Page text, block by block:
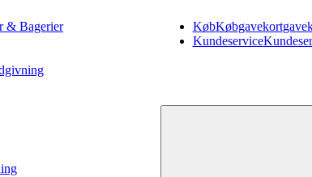
& Bagerier
KøbKøbgavekort
Kundeservice